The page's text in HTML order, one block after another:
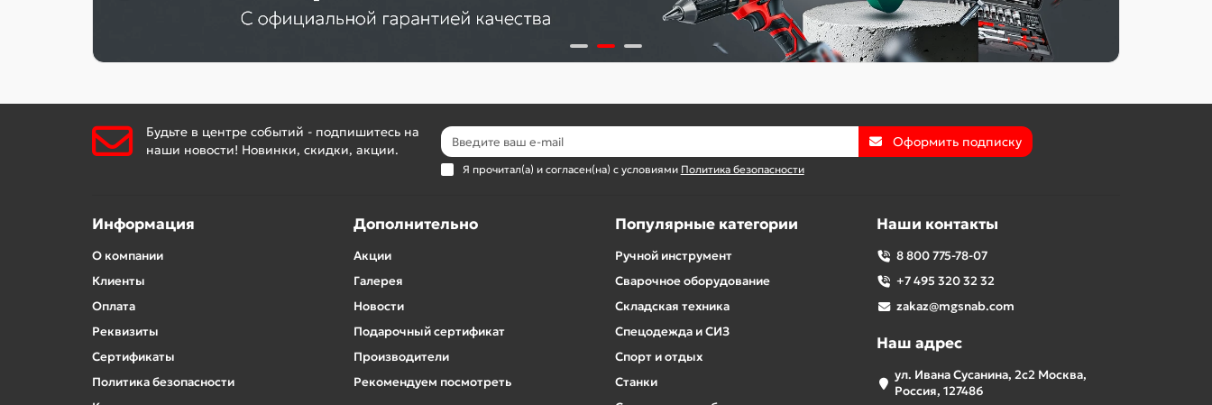
Будьте в центре событий - подпишитесь на
наши новости! Новинки, скидки, акции.
Оформить подписку
Я прочитал(а) и согласен(на) с условиями Политика безопасности
Информация
О компании
Клиенты
Оплата
Реквизиты
Сертификаты
Политика безопасности
Дополнительно
Акции
Галерея
Новости
Подарочный сертификат
Производители
Рекомендуем посмотреть
Популярные категории
Ручной инструмент
Сварочное оборудование
Складская техника
Спецодежда и СИЗ
Спорт и отдых
Станки
Наши контакты
8 800 775-78-07
+7 495 320 32 32
zakaz@mgsnab.com
Наш адрес
ул. Ивана Сусанина, 2с2 Москва,
Россия, 127486